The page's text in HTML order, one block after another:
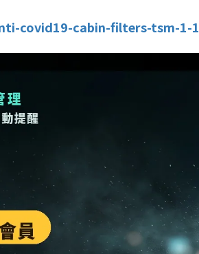
covid19-cabin-filters-tsm-1-1